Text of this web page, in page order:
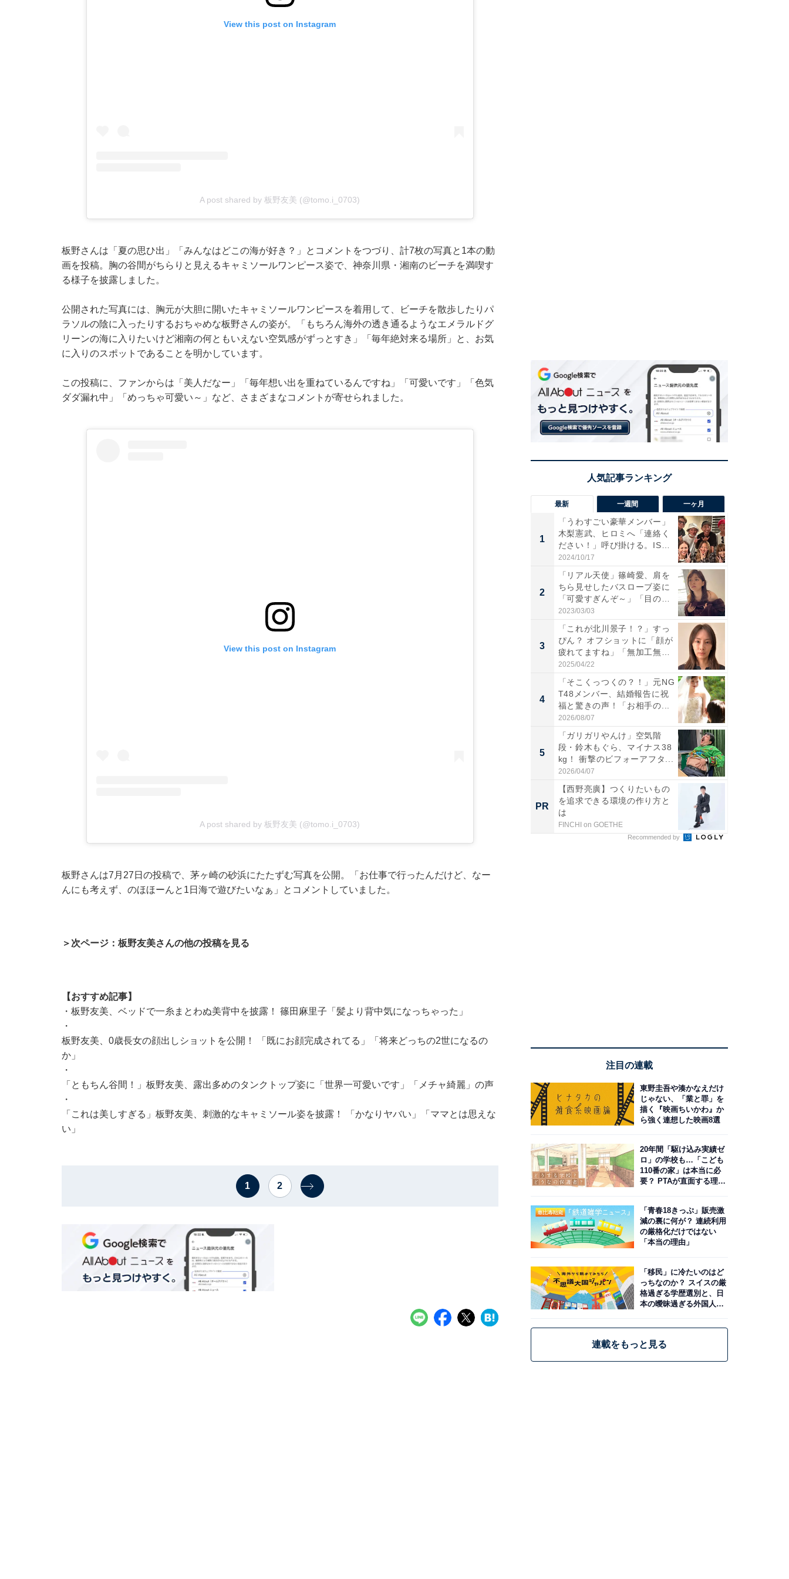
View this post on Instagram
A post shared by 板野友美 (@tomo.i_0703)
板野さんは「夏の思ひ出」「みんなはどこの海が好き？」とコメントをつづり、計7枚の写真と1本の動
画を投稿。胸の谷間がちらりと見えるキャミソールワンピース姿で、神奈川県・湘南のビーチを満喫す
る様子を披露しました。
公開された写真には、胸元が大胆に開いたキャミソールワンピースを着用して、ビーチを散歩したりパ
ラソルの陰に入ったりするおちゃめな板野さんの姿が。「もちろん海外の透き通るようなエメラルドグ
リーンの海に入りたいけど湘南の何ともいえない空気感がずっとすき」「毎年絶対来る場所」と、お気
に入りのスポットであることを明かしています。
この投稿に、ファンからは「美人だなー」「毎年想い出を重ねているんですね」「可愛いです」「色気
ダダ漏れ中」「めっちゃ可愛い～」など、さまざまなコメントが寄せられました。
View this post on Instagram
A post shared by 板野友美 (@tomo.i_0703)
板野さんは7月27日の投稿で、茅ヶ崎の砂浜にたたずむ写真を公開。「お仕事で行ったんだけど、なー
んにも考えず、のほほーんと1日海で遊びたいなぁ」とコメントしていました。
＞次ページ：板野友美さんの他の投稿を見る
【おすすめ記事】
・ 板野友美、ベッドで一糸まとわぬ美背中を披露！ 篠田麻里子「髪より背中気になっちゃった」
・
板野友美、0歳長女の顔出しショットを公開！ 「既にお顔完成されてる」「将来どっちの2世になるの
か」
・
「ともちん谷間！」板野友美、露出多めのタンクトップ姿に「世界一可愛いです」「メチャ綺麗」の声
・
「これは美しすぎる」板野友美、刺激的なキャミソール姿を披露！ 「かなりヤバい」「ママとは思えな
い」
1 2
最新 一週間 一ヶ月
1
「うわすごい豪華メンバー」
木梨憲武、ヒロミへ「連絡く
ださい！」呼び掛ける。IS
S...
2024/10/17
2
「リアル天使」篠崎愛、肩を
ちら見せしたバスローブ姿に
「可愛すぎんぞ～」「目の表
情...
2023/03/03
3
「これが北川景子！？」すっ
ぴん？ オフショットに「顔が
疲れてますね」「無加工無
表...
2025/04/22
4
「そこくっつくの？！」元NG
T48メンバー、結婚報告に祝
福と驚きの声！「お相手の...
2026/08/07
5
「ガリガリやんけ」空気階
段・鈴木もぐら、マイナス38
kg！ 衝撃のビフォーアフタ...
2026/04/07
PR
【西野亮廣】つくりたいもの
を追求できる環境の作り方と
は
FINCHI on GOETHE
Recommended by
注目の連載
東野圭吾や湊かなえだけ
じゃない、「業と罪」を
描く『映画ちいかわ』か
ら強く連想した映画8選
20年間「駆け込み実績ゼ
ロ」の学校も…「こども
110番の家」は本当に必
要？ PTAが直面する理想
「青春18きっぷ」販売激
減の裏に何が？ 連続利用
の厳格化だけではない
「本当の理由」
「移民」に冷たいのはど
っちなのか？ スイスの厳
格過ぎる学歴選別と、日
本の曖昧過ぎる外国人政
連載をもっと見る